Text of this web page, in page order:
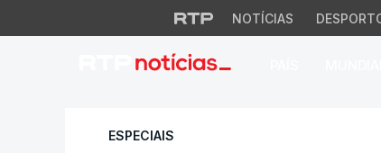
NOTÍCIAS
Ministro
ESPECIAIS